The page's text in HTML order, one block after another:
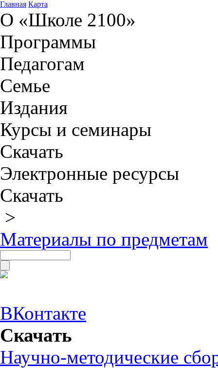
Главная Карта
О «Школе 2100»
Программы
Педагогам
Семье
Издания
Курсы и семинары
Скачать
Электронные ресурсы
Скачать
>
Материалы по предметам
ВКонтакте
Скачать
Научно-методические